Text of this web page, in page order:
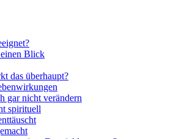
Blick
das überhaupt?
gar nicht verändern
spirituell